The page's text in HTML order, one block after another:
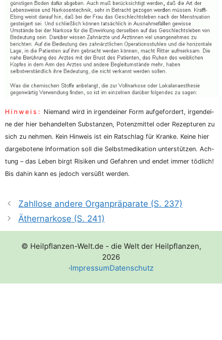
Hin­weis: Nie­mand wird in irgend­ei­ner Form auf­ge­for­dert, irgend­ei­
ne der hier behan­del­ten Sub­stan­zen, Potenz­mit­tel oder Rezep­tu­ren zu
sich zu neh­men. Kein Hin­weis ist ein Rat­schlag für Kran­ke. Kei­ne hier
dar­ge­bo­te­ne Infor­ma­ti­on soll die Selbst­me­di­ka­ti­on unter­stüt­zen. Ach­
tung – das Leben birgt Risi­ken und Gefah­ren und endet immer töd­lich!
Bis dahin kann es jedoch ver­süßt werden.
Zahllose andere Organpräparate (S. 237)
Äthernarkose (S. 241)
© Heilpflanzen-Welt.de - die Welt der Heilpflanzen,
2026
·ImpressumDatenschutz